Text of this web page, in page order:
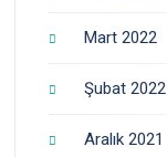
Mart 2022
Şubat 2022
Aralık 2021